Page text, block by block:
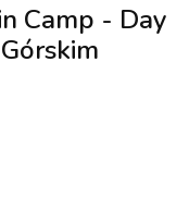
Camp - Day